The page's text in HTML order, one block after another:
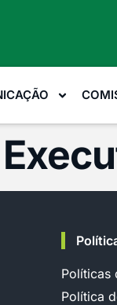
Políticas
Política